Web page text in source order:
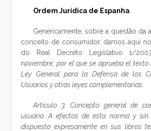
Ordem Jurídica de Espanha
Genericamente, sobre a questão da
conceito de consumidor, damos aqui
do Real Decreto Legislativo 1/
noviembre, por el que se aprueba el
Ley General para la Defensa de los
Usuarios y otras leyes complementarias:
Artículo 3. Concepto general de
usuario. A efectos de esta norma y sin
dispuesto expresamente en sus libros